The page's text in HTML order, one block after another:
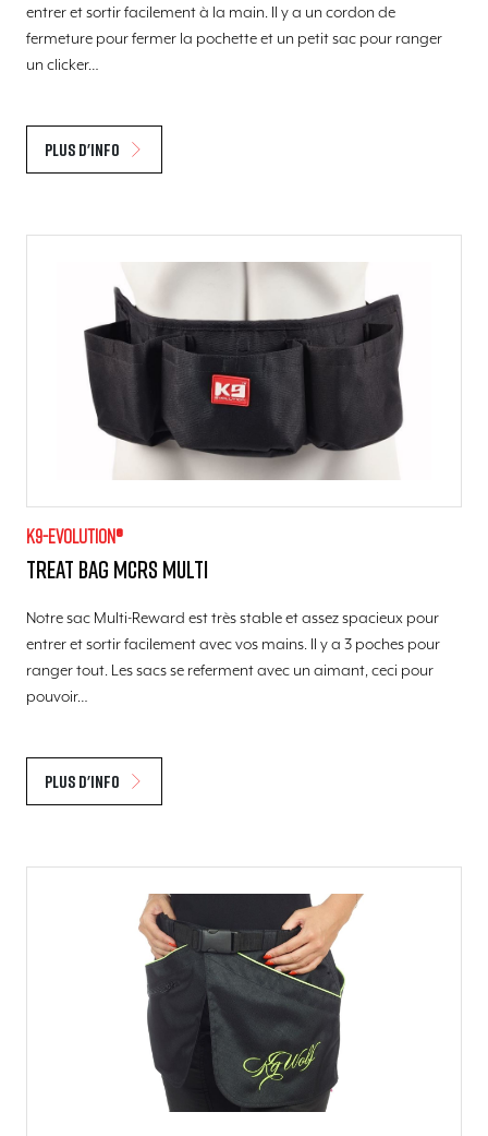
entrer et sortir facilement à la main. Il y a un cordon de
fermeture pour fermer la pochette et un petit sac pour ranger
un clicker…
Plus d'info
K9-evolution®
Treat Bag MCRS Multi
Notre sac Multi-Reward est très stable et assez spacieux pour
entrer et sortir facilement avec vos mains. Il y a 3 poches pour
ranger tout. Les sacs se referment avec un aimant, ceci pour
pouvoir…
Plus d'info